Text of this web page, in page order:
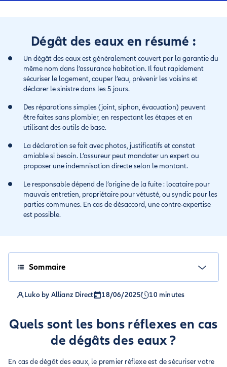
Dégât des eaux en résumé :
Un dégât des eaux est généralement couvert par la garantie du
même nom dans l’assurance habitation. Il faut rapidement
sécuriser le logement, couper l’eau, prévenir les voisins et
déclarer le sinistre dans les 5 jours.
Des réparations simples (joint, siphon, évacuation) peuvent
être faites sans plombier, en respectant les étapes et en
utilisant des outils de base.
La déclaration se fait avec photos, justificatifs et constat
amiable si besoin. L’assureur peut mandater un expert ou
proposer une indemnisation directe selon le montant.
Le responsable dépend de l’origine de la fuite : locataire pour
mauvais entretien, propriétaire pour vétusté, ou syndic pour les
parties communes. En cas de désaccord, une contre-expertise
est possible.
Sommaire
Luko by Allianz Direct 18/06/2025 10 minutes
Quels sont les bons réflexes en cas
de dégâts des eaux ?
En cas de dégât des eaux, le premier réflexe est de sécuriser votre